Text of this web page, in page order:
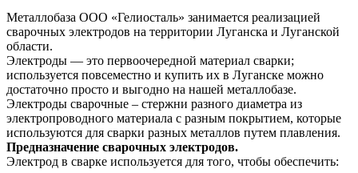
Металлобаза ООО «Гелиосталь» занимается реализацией
сварочных электродов на территории Луганска и Луганской
области.
Электроды — это первоочередной материал сварки;
используется повсеместно и купить их в Луганске можно
достаточно просто и выгодно на нашей металлобазе.
Электроды сварочные – стержни разного диаметра из
электропроводного материала с разным покрытием, которые
используются для сварки разных металлов путем плавления.
Предназначение сварочных электродов.
Электрод в сварке используется для того, чтобы обеспечить: